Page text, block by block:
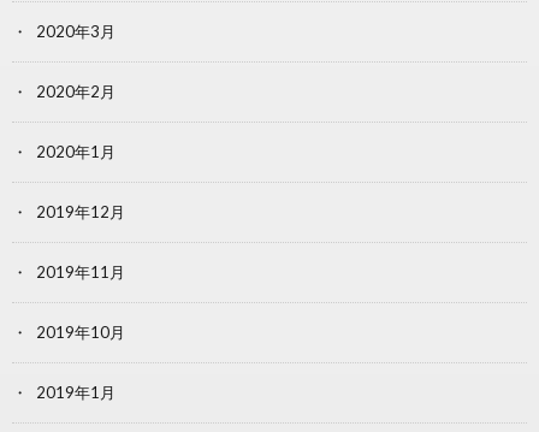
2020年3月
2020年2月
2020年1月
2019年12月
2019年11月
2019年10月
2019年1月